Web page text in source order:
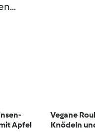
Apfel
Vegane
Knödeln